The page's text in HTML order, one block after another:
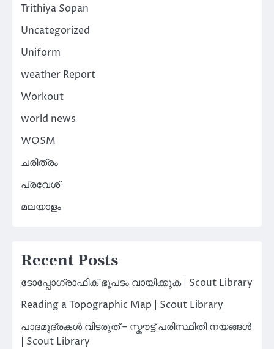
Trithiya Sopan
Uncategorized
Uniform
weather Report
Workout
world news
WOSM
ചരിത്രം
പ്രവേശ്
മലയാളം
Recent Posts
ടോപ്പോഗ്രാഫിക് ഭൂപടം വായിക്കുക | Scout Library
Reading a Topographic Map | Scout Library
പാദമുദ്രകൾ വിടരുത് – സ്കൗട്ട് പരിസ്ഥിതി നയങ്ങൾ
| Scout Library